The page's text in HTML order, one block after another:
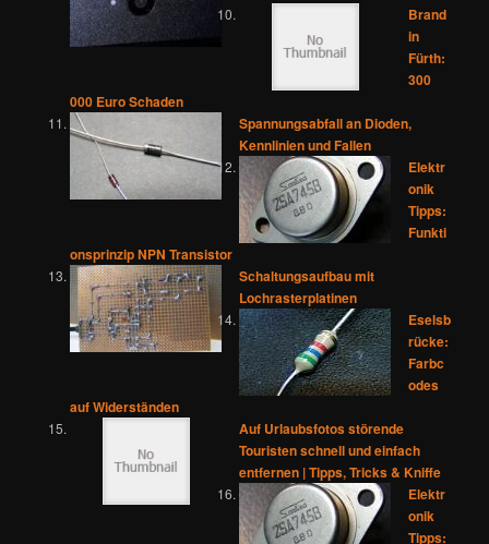
Brand
in
Fürth:
300
000 Euro Schaden
Spannungsabfall an Dioden,
Kennlinien und Fallen
Elektr
onik
Tipps:
Funkti
onsprinzip NPN Transistor
Schaltungsaufbau mit
Lochrasterplatinen
Eselsb
rücke:
Farbc
odes
auf Widerständen
Auf Urlaubsfotos störende
Touristen schnell und einfach
entfernen | Tipps, Tricks & Kniffe
Elektr
onik
Tipps: